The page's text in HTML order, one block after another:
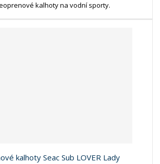
kalhoty na vodní sporty.
kalhoty Seac Sub LOVER Lady